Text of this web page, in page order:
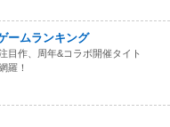
ームランキング
目作、周年&コラボ開催タイト
羅！